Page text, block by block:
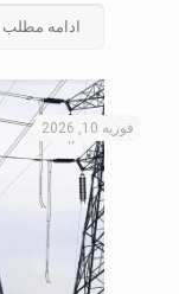
ادامه مطلب
فوریه 10, 2026